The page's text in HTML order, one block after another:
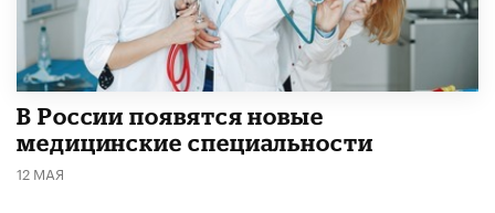
В России появятся новые
медицинские специальности
12 МАЯ